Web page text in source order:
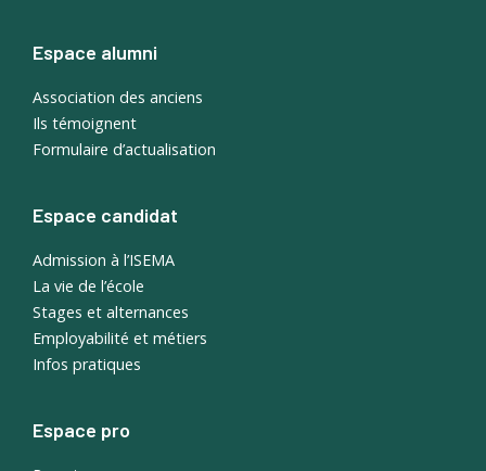
Espace alumni
Association des anciens
Ils témoignent
Formulaire d’actualisation
Espace candidat
Admission à l’ISEMA
La vie de l’école
Stages et alternances
Employabilité et métiers
Infos pratiques
Espace pro